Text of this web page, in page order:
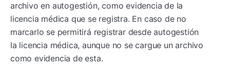
archivo en autogestión, como evidencia de la
licencia médica que se registra. En caso de no
marcarlo se permitirá registrar desde autogestión
la licencia médica, aunque no se cargue un archivo
como evidencia de esta.